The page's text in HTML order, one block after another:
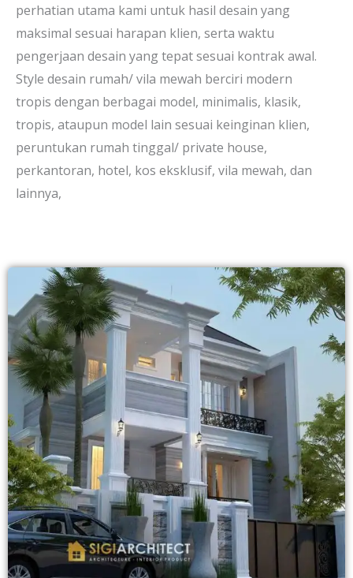
perhatian utama kami untuk hasil desain yang
maksimal sesuai harapan klien, serta waktu
pengerjaan desain yang tepat sesuai kontrak awal.
Style desain rumah/ vila mewah berciri modern
tropis dengan berbagai model, minimalis, klasik,
tropis, ataupun model lain sesuai keinginan klien,
peruntukan rumah tinggal/ private house,
perkantoran, hotel, kos eksklusif, vila mewah, dan
lainnya,